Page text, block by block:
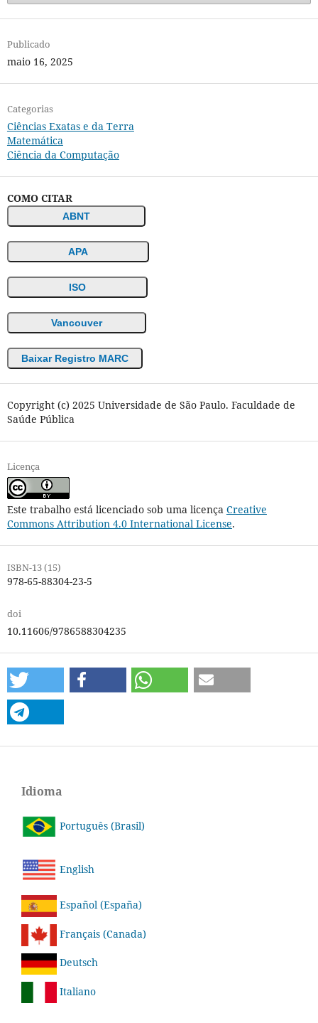
Publicado
maio 16, 2025
Categorias
Ciências Exatas e da Terra
Matemática
Ciência da Computação
COMO CITAR
ABNT
APA
ISO
Vancouver
Baixar Registro MARC
Copyright (c) 2025 Universidade de São Paulo. Faculdade de
Saúde Pública
Licença
Este trabalho está licenciado sob uma licença Creative
Commons Attribution 4.0 International License.
ISBN-13 (15)
978-65-88304-23-5
doi
10.11606/9786588304235
Idioma
Português (Brasil)
English
Español (España)
Français (Canada)
Deutsch
Italiano